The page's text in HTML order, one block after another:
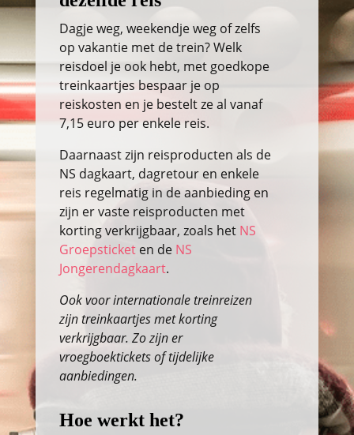
Dagje weg, weekendje weg of zelfs
op vakantie met de trein? Welk
reisdoel je ook hebt, met goedkope
treinkaartjes bespaar je op
reiskosten en je bestelt ze al vanaf
7,15 euro per enkele reis.
Daarnaast zijn reisproducten als de
NS dagkaart, dagretour en enkele
reis regelmatig in de aanbieding en
zijn er vaste reisproducten met
korting verkrijgbaar, zoals het NS
Groepsticketen de NS
Jongerendagkaart.
Ook voor internationale treinreizen
zijn treinkaartjes met korting
verkrijgbaar. Zo zijn er
vroegboektickets of tijdelijke
aanbiedingen.
Hoe werkt het?